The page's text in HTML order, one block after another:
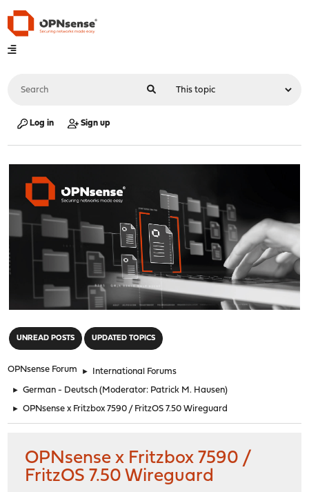
Log in Sign up
UNREAD POSTS UPDATED TOPICS
OPNsense Forum ► International Forums
► German - Deutsch (Moderator: Patrick M. Hausen)
► OPNsense x Fritzbox 7590 / FritzOS 7.50 Wireguard
OPNsense x Fritzbox 7590 /
FritzOS 7.50 Wireguard